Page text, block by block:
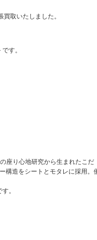
取いたしました。
す。
座り心地研究から生まれたこだ
構造をシートとモタレに採用。
。